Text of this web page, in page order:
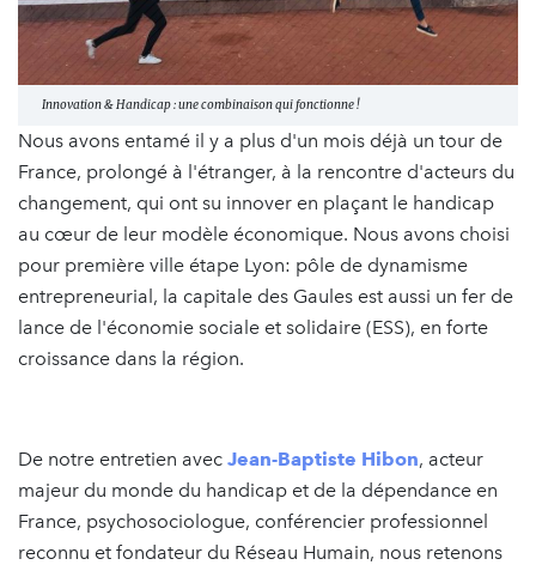
Innovation & Handicap : une combinaison qui fonctionne !
Nous avons entamé il y a plus d'un mois déjà un tour de
France, prolongé à l'étranger, à la rencontre d'acteurs du
changement, qui ont su innover en plaçant le handicap
au cœur de leur modèle économique. Nous avons choisi
pour première ville étape Lyon: pôle de dynamisme
entrepreneurial, la capitale des Gaules est aussi un fer de
lance de l'économie sociale et solidaire (ESS), en forte
croissance dans la région.
De notre entretien avec Jean-Baptiste Hibon, acteur
majeur du monde du handicap et de la dépendance en
France, psychosociologue, conférencier professionnel
reconnu et fondateur du Réseau Humain, nous retenons